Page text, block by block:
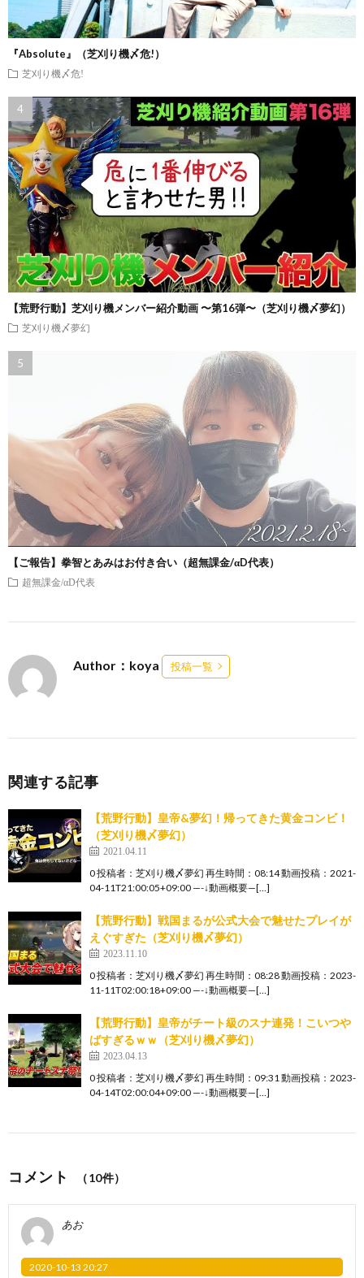
『Absolute』（芝刈り機〆危!）
芝刈り機〆危!
【荒野行動】芝刈り機メンバー紹介動画 〜第16弾〜（芝刈り機〆夢幻）
芝刈り機〆夢幻
【ご報告】拳智とあみはお付き合い（超無課金/αD代表）
超無課金/αD代表
Author：koya 投稿一覧
関連する記事
【荒野行動】皇帝&夢幻！帰ってきた黄金コンビ！
（芝刈り機〆夢幻）
2021.04.11
0 投稿者：芝刈り機〆夢幻 再生時間：08:14 動画投稿：2021-
04-11T21:00:05+09:00 —-↓動画概要—[…]
【荒野行動】戦国まるが公式大会で魅せたプレイが
えぐすぎた（芝刈り機〆夢幻）
2023.11.10
0 投稿者：芝刈り機〆夢幻 再生時間：08:28 動画投稿：2023-
11-11T02:00:18+09:00 —-↓動画概要—[…]
【荒野行動】皇帝がチート級のスナ連発！こいつや
ばすぎるｗｗ（芝刈り機〆夢幻）
2023.04.13
0 投稿者：芝刈り機〆夢幻 再生時間：09:31 動画投稿：2023-
04-14T02:00:04+09:00 —-↓動画概要—[…]
コメント （10件）
あお
2020-10-13 20:27